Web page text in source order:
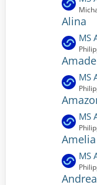
g
e
i
t
r
ä
g
t
e
B
e
i
t
r
ä
g
e
t
t
e
B
e
i
t
r
ä
g
Alina
L
e
t
t
e
B
e
i
t
r
ä
g
MS Alina:
L
e
t
t
e
B
e
i
t
MS Amadeus
L
e
t
t
e
MS Amazon
Amelia
L
e
t
MS Amelia:
Andrea